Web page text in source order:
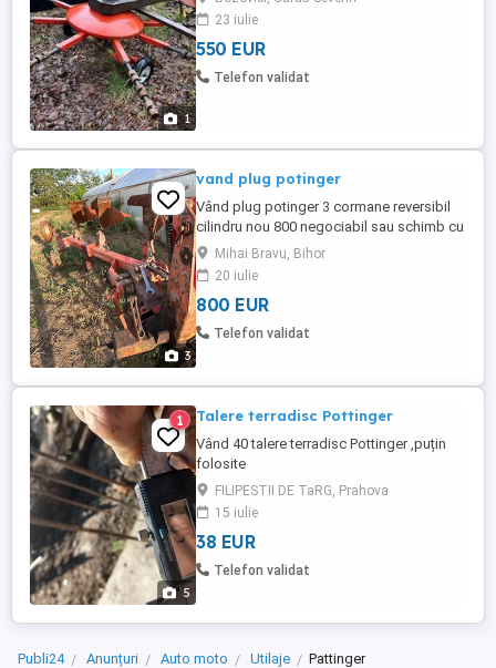
1
23 iulie
550 EUR
Telefon validat
3
vand plug potinger
Vând plug potinger 3 cormane reversibil
cilindru nou 800 negociabil sau schimb cu
remorca 5 tone sau trailer pentru baloti
detalii sau in privat se afla in judetu bihor
localitatea Mihai Bravu
Mihai Bravu, Bihor
20 iulie
800 EUR
Telefon validat
5
1 Talere terradisc Pottinger
Vând 40 talere terradisc Pottinger ,puțin
folosite
FILIPESTII DE TaRG, Prahova
15 iulie
38 EUR
Telefon validat
Publi24 Anunțuri Auto moto Utilaje Pattinger